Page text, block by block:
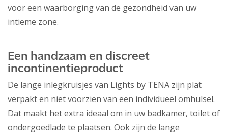
voor een waarborging van de gezondheid van uw
intieme zone.
Een handzaam en discreet
incontinentieproduct
De lange inlegkruisjes van Lights by TENA zijn plat
verpakt en niet voorzien van een individueel omhulsel.
Dat maakt het extra ideaal om in uw badkamer, toilet of
ondergoedlade te plaatsen. Ook zijn de lange